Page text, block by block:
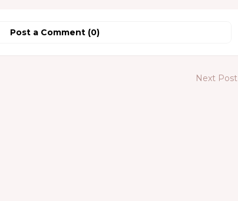
Post a Comment (0)
Next Post